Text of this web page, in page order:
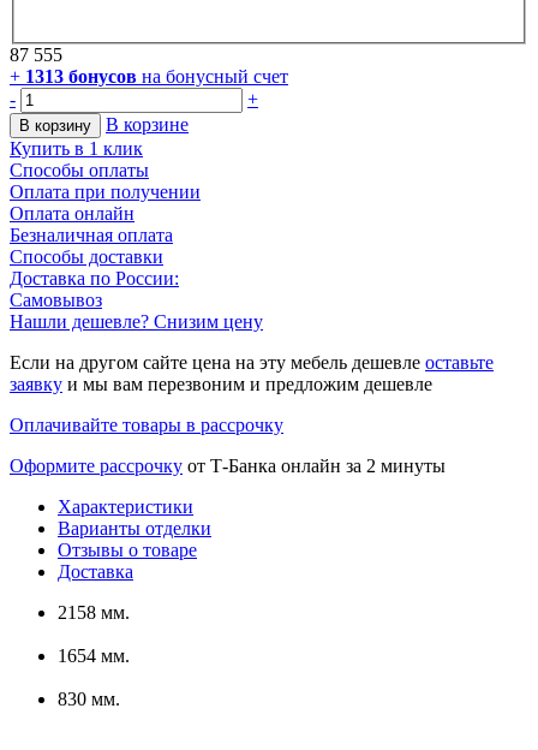
87 555
+ 1313 бонусов на бонусный счет
-
+
В корзину
В корзине
Купить в 1 клик
Способы оплаты
Оплата при получении
Оплата онлайн
Безналичная оплата
Способы доставки
Доставка по России:
Самовывоз
Нашли дешевле? Снизим цену
Если на другом сайте цена на эту мебель дешевле оставьте
заявку и мы вам перезвоним и предложим дешевле
Оплачивайте товары в рассрочку
Оформите рассрочку от Т-Банка онлайн за 2 минуты
Характеристики
Варианты отделки
Отзывы о товаре
Доставка
2158 мм.
1654 мм.
830 мм.